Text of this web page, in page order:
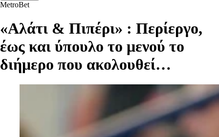
MetroBet
«Αλάτι & Πιπέρι» : Περίεργο,
έως και ύπουλο το μενού το
διήμερο που ακολουθεί…